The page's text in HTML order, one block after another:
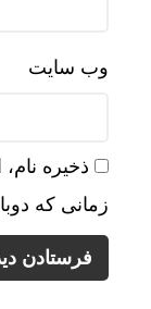
وب‌ سایت
ذخیره
زمانی که